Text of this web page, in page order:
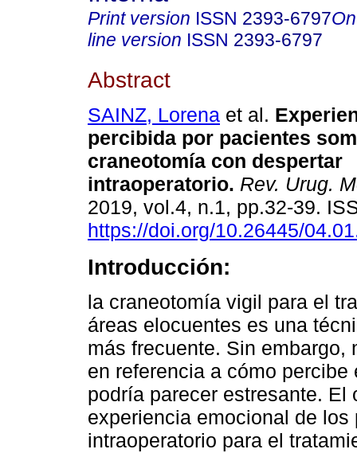
Print version ISSN 2393-6797
line version ISSN 2393-6797
Abstract
SAINZ, Lorena et al.
percibida por pacientes
craneotomía con despertar
intraoperatorio. Rev. Urug.
2019, vol.4, n.1, pp.32-39.
https://doi.org/10.26445/
Introducción:
la craneotomía vigil para el
áreas elocuentes es una
más frecuente. Sin embargo,
en referencia a cómo
podría parecer estresante.
experiencia emocional de
intraoperatorio para el